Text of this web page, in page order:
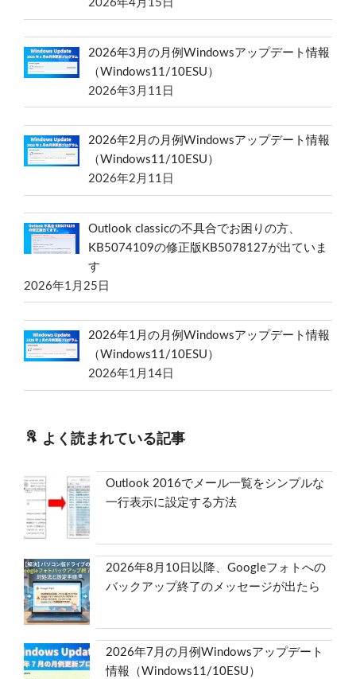
2026年4月15日
2026年3月の月例Windowsアップデート情報
（Windows11/10ESU）
2026年3月11日
2026年2月の月例Windowsアップデート情報
（Windows11/10ESU）
2026年2月11日
Outlook classicの不具合でお困りの方、
KB5074109の修正版KB5078127が出ていま
す
2026年1月25日
2026年1月の月例Windowsアップデート情報
（Windows11/10ESU）
2026年1月14日
よく読まれている記事
Outlook 2016でメール一覧をシンプルな
一行表示に設定する方法
2026年8月10日以降、Googleフォトへの
バックアップ終了のメッセージが出たら
2026年7月の月例Windowsアップデート
情報（Windows11/10ESU）